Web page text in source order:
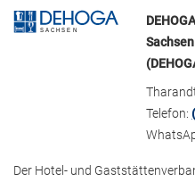
Telefon:
Der Hotel- und